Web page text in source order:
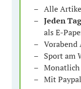
Alle
Jeden Tag
als E-
Vorabend
Sport am
Mit